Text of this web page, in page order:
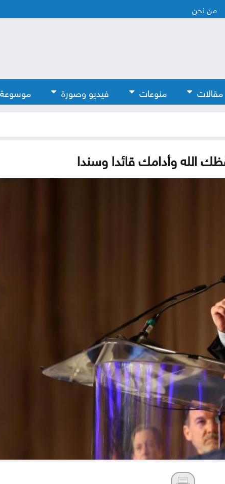
من نحن
مقالات منوعات فيديو وصورة
الله وأدامك قائدا وسندا